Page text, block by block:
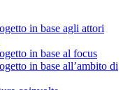
in base agli attori
in base al focus
in base all’ambito di